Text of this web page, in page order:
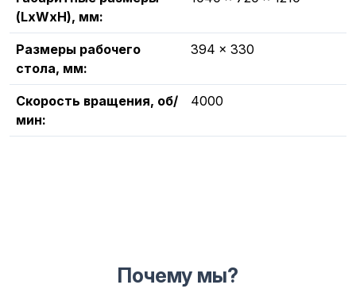
(LxWxH), мм:
Размеры рабочего
стола, мм:
394 x 330
Скорость вращения, об/
мин:
4000
Почему мы?